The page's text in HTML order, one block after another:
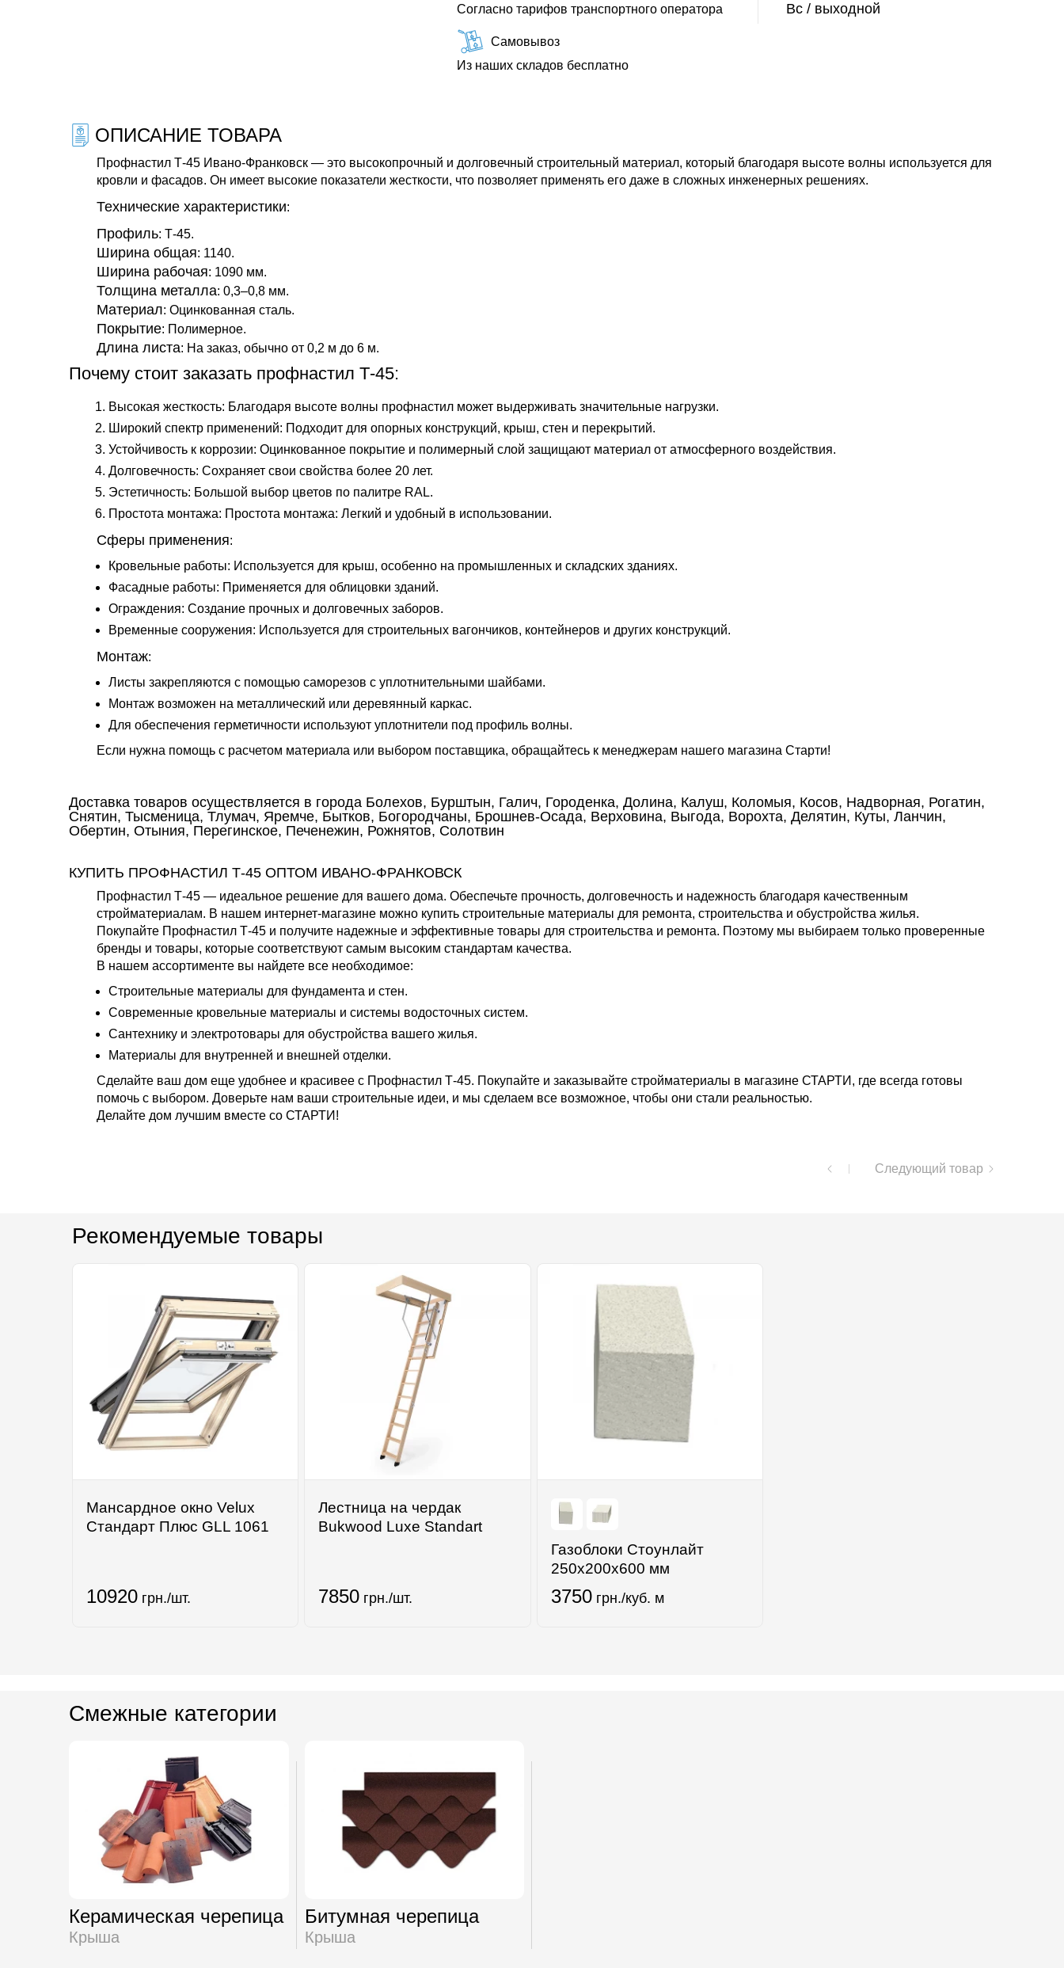
Согласно тарифов транспортного оператора
Самовывоз
Из наших складов бесплатно
Вс / выходной
ОПИСАНИЕ ТОВАРА
Профнастил Т-45 Ивано-Франковск — это высокопрочный и долговечный строительный материал, который благодаря высоте волны используется для
кровли и фасадов. Он имеет высокие показатели жесткости, что позволяет применять его даже в сложных инженерных решениях.
Технические характеристики:
Профиль: Т-45.
Ширина общая: 1140.
Ширина рабочая: 1090 мм.
Толщина металла: 0,3–0,8 мм.
Материал: Оцинкованная сталь.
Покрытие: Полимерное.
Длина листа: На заказ, обычно от 0,2 м до 6 м.
Почему стоит заказать профнастил Т-45:
Высокая жесткость: Благодаря высоте волны профнастил может выдерживать значительные нагрузки.
Широкий спектр применений: Подходит для опорных конструкций, крыш, стен и перекрытий.
Устойчивость к коррозии: Оцинкованное покрытие и полимерный слой защищают материал от атмосферного воздействия.
Долговечность: Сохраняет свои свойства более 20 лет.
Эстетичность: Большой выбор цветов по палитре RAL.
Простота монтажа: Простота монтажа: Легкий и удобный в использовании.
Сферы применения:
Кровельные работы: Используется для крыш, особенно на промышленных и складских зданиях.
Фасадные работы: Применяется для облицовки зданий.
Ограждения: Создание прочных и долговечных заборов.
Временные сооружения: Используется для строительных вагончиков, контейнеров и других конструкций.
Монтаж:
Листы закрепляются с помощью саморезов с уплотнительными шайбами.
Монтаж возможен на металлический или деревянный каркас.
Для обеспечения герметичности используют уплотнители под профиль волны.
Если нужна помощь с расчетом материала или выбором поставщика, обращайтесь к менеджерам нашего магазина Старти!
Доставка товаров осуществляется в города Болехов, Бурштын, Галич, Городенка, Долина, Калуш, Коломыя, Косов, Надворная, Рогатин,
Снятин, Тысменица, Тлумач, Яремче, Бытков, Богородчаны, Брошнев-Осада, Верховина, Выгода, Ворохта, Делятин, Куты, Ланчин,
Обертин, Отыния, Перегинское, Печенежин, Рожнятов, Солотвин
КУПИТЬ ПРОФНАСТИЛ Т-45 ОПТОМ ИВАНО-ФРАНКОВСК
Профнастил Т-45 — идеальное решение для вашего дома. Обеспечьте прочность, долговечность и надежность благодаря качественным
стройматериалам. В нашем интернет-магазине можно купить строительные материалы для ремонта, строительства и обустройства жилья.
Покупайте Профнастил Т-45 и получите надежные и эффективные товары для строительства и ремонта. Поэтому мы выбираем только проверенные
бренды и товары, которые соответствуют самым высоким стандартам качества.
В нашем ассортименте вы найдете все необходимое:
Строительные материалы для фундамента и стен.
Современные кровельные материалы и системы водосточных систем.
Сантехнику и электротовары для обустройства вашего жилья.
Материалы для внутренней и внешней отделки.
Сделайте ваш дом еще удобнее и красивее с Профнастил Т-45. Покупайте и заказывайте стройматериалы в магазине СТАРТИ, где всегда готовы
помочь с выбором. Доверьте нам ваши строительные идеи, и мы сделаем все возможное, чтобы они стали реальностью.
Делайте дом лучшим вместе со СТАРТИ!
Следующий товар
Рекомендуемые товары
Мансардное окно Velux
Стандарт Плюс GLL 1061
10920 грн./шт.
Лестница на чердак
Bukwood Luxe Standart
7850 грн./шт.
Газоблоки Стоунлайт
250х200х600 мм
3750грн./куб. м
Смежные категории
Керамическая черепица
Крыша
Битумная черепица
Крыша